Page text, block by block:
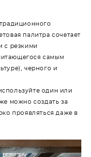
палитра сочетает
с резкими
самым
черного и
один или
можно создать за
проявляться даже в